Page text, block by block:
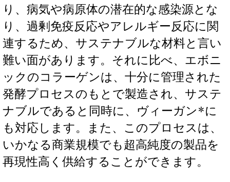
り、病気や病原体の潜在的な感染源とな
り、過剰免疫反応やアレルギー反応に関
連するため、サステナブルな材料と言い
難い面があります。それに比べ、エボニ
ックのコラーゲンは、十分に管理された
発酵プロセスのもとで製造され、サステ
ナブルであると同時に、ヴィーガン*に
も対応します。また、このプロセスは、
いかなる商業規模でも超高純度の製品を
再現性高く供給することができます。